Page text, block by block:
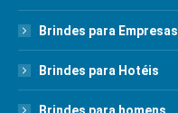
Brindes para Empresas
Brindes para Hotéis